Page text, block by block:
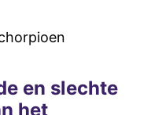
en slechte
het